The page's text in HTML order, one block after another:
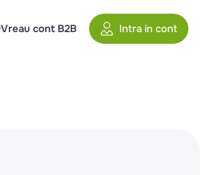
Vreau cont B2B Intra in cont